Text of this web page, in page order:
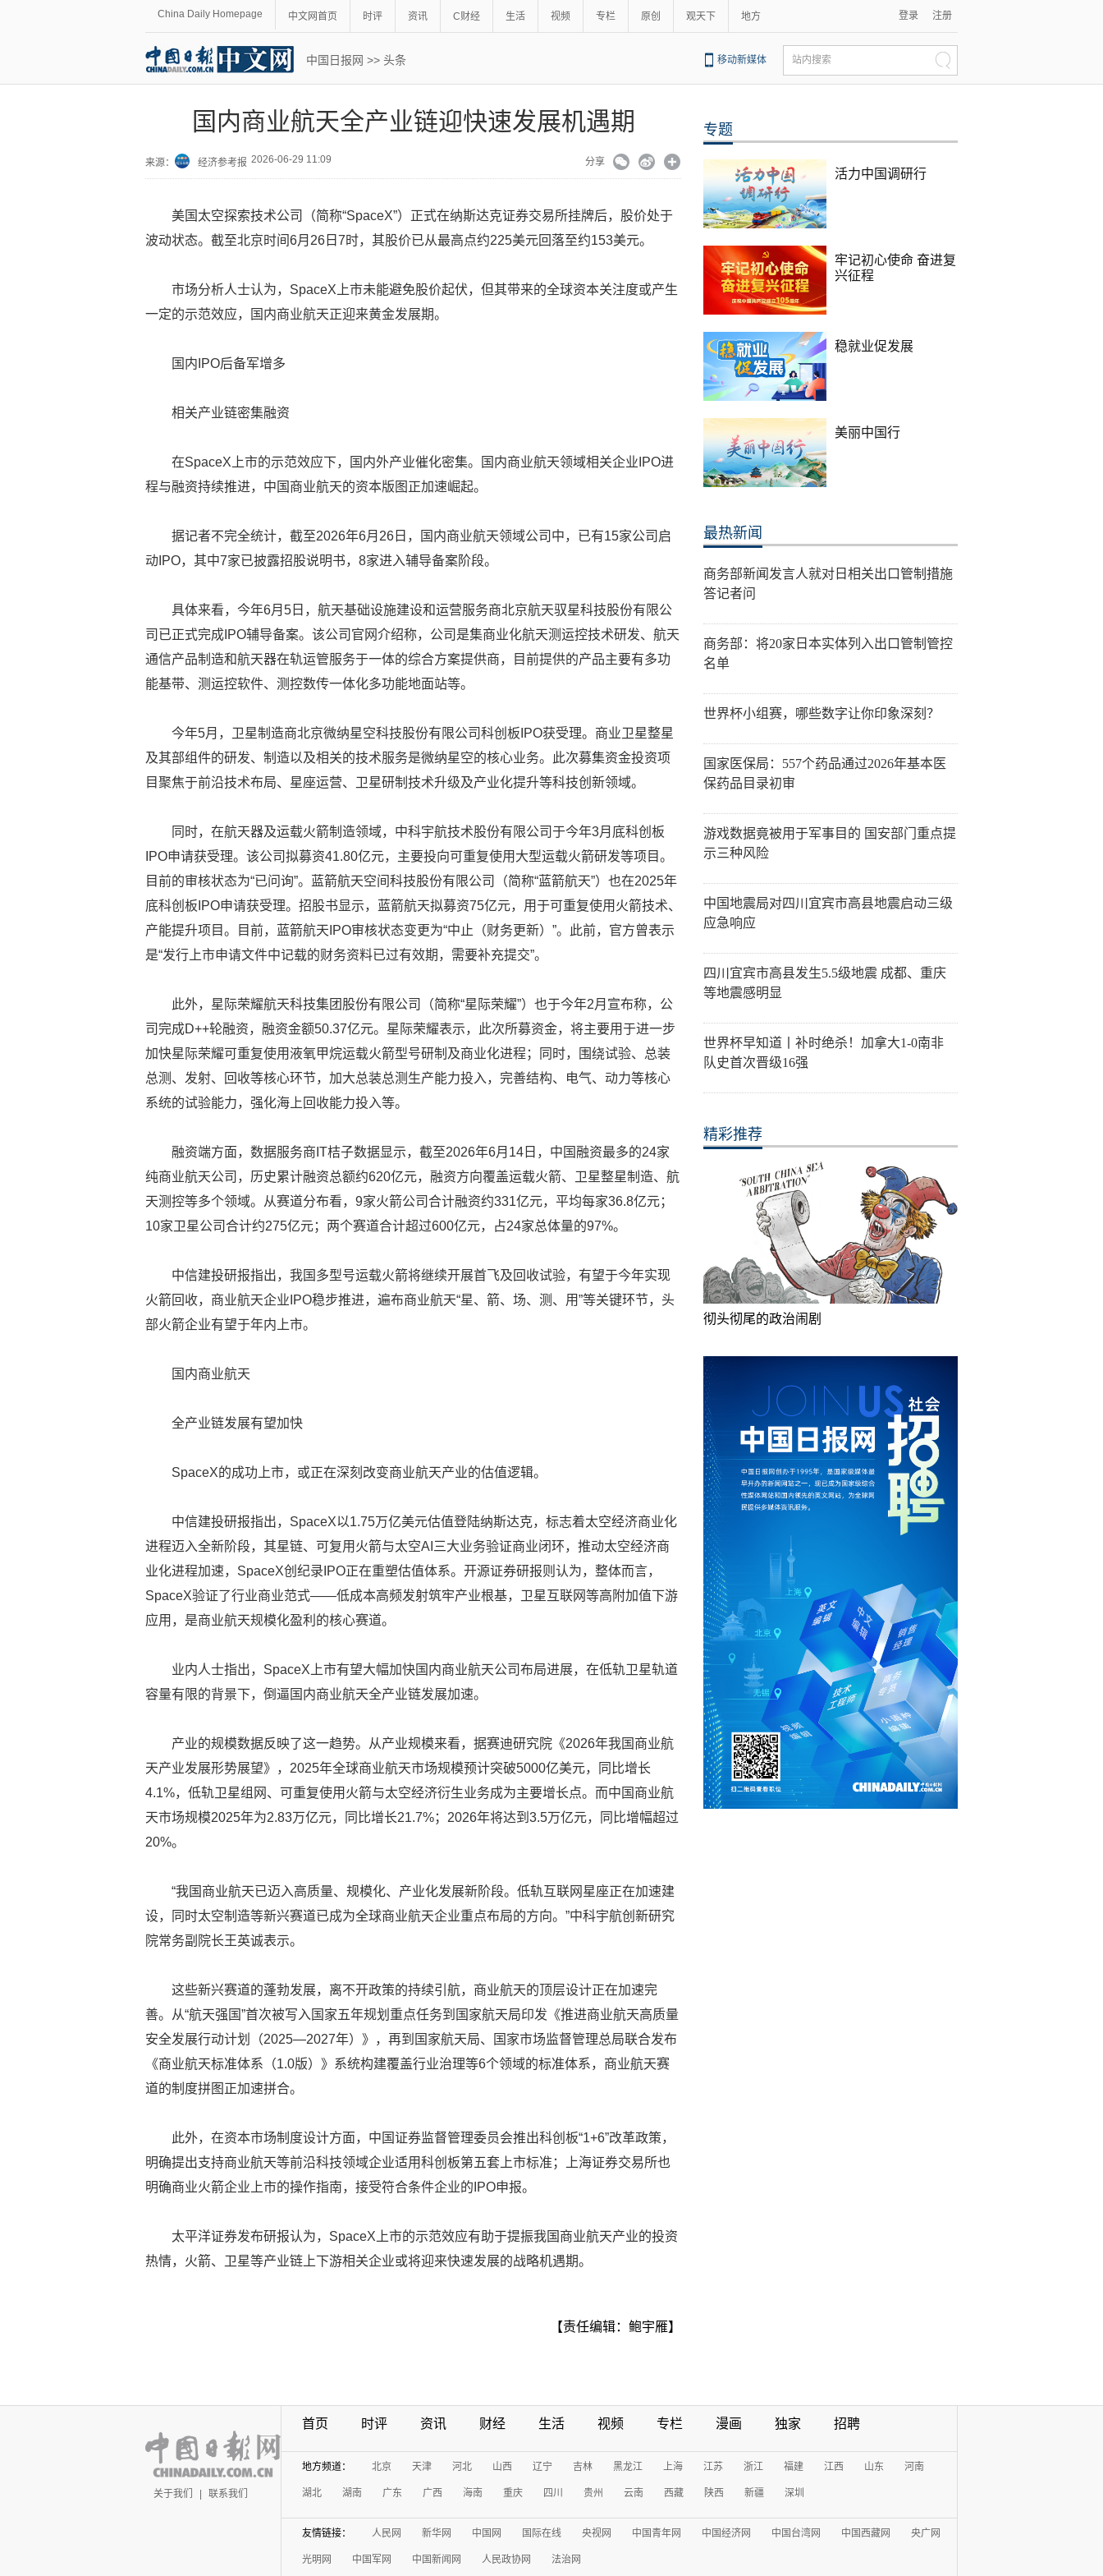
China Daily Homepage 中文网首页 时评 资讯 C财经 生活 视频 专栏 原创 观天下 地方 登录 注册
中国日报网 >> 头条 移动新媒体 站内搜索
国内商业航天全产业链迎快速发展机遇期
来源： 经济参考报 2026-06-29 11:09 分享
美国太空探索技术公司（简称“SpaceX”）正式在纳斯达克证券交易所挂牌后，股价处于
波动状态。截至北京时间6月26日7时，其股价已从最高点约225美元回落至约153美元。
市场分析人士认为，SpaceX上市未能避免股价起伏，但其带来的全球资本关注度或产生
一定的示范效应，国内商业航天正迎来黄金发展期。
国内IPO后备军增多
相关产业链密集融资
在SpaceX上市的示范效应下，国内外产业催化密集。国内商业航天领域相关企业IPO进
程与融资持续推进，中国商业航天的资本版图正加速崛起。
据记者不完全统计，截至2026年6月26日，国内商业航天领域公司中，已有15家公司启
动IPO，其中7家已披露招股说明书，8家进入辅导备案阶段。
具体来看，今年6月5日，航天基础设施建设和运营服务商北京航天驭星科技股份有限公
司已正式完成IPO辅导备案。该公司官网介绍称，公司是集商业化航天测运控技术研发、航天
通信产品制造和航天器在轨运管服务于一体的综合方案提供商，目前提供的产品主要有多功
能基带、测运控软件、测控数传一体化多功能地面站等。
今年5月，卫星制造商北京微纳星空科技股份有限公司科创板IPO获受理。商业卫星整星
及其部组件的研发、制造以及相关的技术服务是微纳星空的核心业务。此次募集资金投资项
目聚焦于前沿技术布局、星座运营、卫星研制技术升级及产业化提升等科技创新领域。
同时，在航天器及运载火箭制造领域，中科宇航技术股份有限公司于今年3月底科创板
IPO申请获受理。该公司拟募资41.80亿元，主要投向可重复使用大型运载火箭研发等项目。
目前的审核状态为“已问询”。蓝箭航天空间科技股份有限公司（简称“蓝箭航天”）也在2025年
底科创板IPO申请获受理。招股书显示，蓝箭航天拟募资75亿元，用于可重复使用火箭技术、
产能提升项目。目前，蓝箭航天IPO审核状态变更为“中止（财务更新）”。此前，官方曾表示
是“发行上市申请文件中记载的财务资料已过有效期，需要补充提交”。
此外，星际荣耀航天科技集团股份有限公司（简称“星际荣耀”）也于今年2月宣布称，公
司完成D++轮融资，融资金额50.37亿元。星际荣耀表示，此次所募资金，将主要用于进一步
加快星际荣耀可重复使用液氧甲烷运载火箭型号研制及商业化进程；同时，围绕试验、总装
总测、发射、回收等核心环节，加大总装总测生产能力投入，完善结构、电气、动力等核心
系统的试验能力，强化海上回收能力投入等。
融资端方面，数据服务商IT桔子数据显示，截至2026年6月14日，中国融资最多的24家
纯商业航天公司，历史累计融资总额约620亿元，融资方向覆盖运载火箭、卫星整星制造、航
天测控等多个领域。从赛道分布看，9家火箭公司合计融资约331亿元，平均每家36.8亿元；
10家卫星公司合计约275亿元；两个赛道合计超过600亿元，占24家总体量的97%。
中信建投研报指出，我国多型号运载火箭将继续开展首飞及回收试验，有望于今年实现
火箭回收，商业航天企业IPO稳步推进，遍布商业航天“星、箭、场、测、用”等关键环节，头
部火箭企业有望于年内上市。
国内商业航天
全产业链发展有望加快
SpaceX的成功上市，或正在深刻改变商业航天产业的估值逻辑。
中信建投研报指出，SpaceX以1.75万亿美元估值登陆纳斯达克，标志着太空经济商业化
进程迈入全新阶段，其星链、可复用火箭与太空AI三大业务验证商业闭环，推动太空经济商
业化进程加速，SpaceX创纪录IPO正在重塑估值体系。开源证券研报则认为，整体而言，
SpaceX验证了行业商业范式——低成本高频发射筑牢产业根基，卫星互联网等高附加值下游
应用，是商业航天规模化盈利的核心赛道。
业内人士指出，SpaceX上市有望大幅加快国内商业航天公司布局进展，在低轨卫星轨道
容量有限的背景下，倒逼国内商业航天全产业链发展加速。
产业的规模数据反映了这一趋势。从产业规模来看，据赛迪研究院《2026年我国商业航
天产业发展形势展望》，2025年全球商业航天市场规模预计突破5000亿美元，同比增长
4.1%，低轨卫星组网、可重复使用火箭与太空经济衍生业务成为主要增长点。而中国商业航
天市场规模2025年为2.83万亿元，同比增长21.7%；2026年将达到3.5万亿元，同比增幅超过
20%。
“我国商业航天已迈入高质量、规模化、产业化发展新阶段。低轨互联网星座正在加速建
设，同时太空制造等新兴赛道已成为全球商业航天企业重点布局的方向。”中科宇航创新研究
院常务副院长王英诚表示。
这些新兴赛道的蓬勃发展，离不开政策的持续引航，商业航天的顶层设计正在加速完
善。从“航天强国”首次被写入国家五年规划重点任务到国家航天局印发《推进商业航天高质量
安全发展行动计划（2025—2027年）》，再到国家航天局、国家市场监督管理总局联合发布
《商业航天标准体系（1.0版）》系统构建覆盖行业治理等6个领域的标准体系，商业航天赛
道的制度拼图正加速拼合。
此外，在资本市场制度设计方面，中国证券监督管理委员会推出科创板“1+6”改革政策，
明确提出支持商业航天等前沿科技领域企业适用科创板第五套上市标准；上海证券交易所也
明确商业火箭企业上市的操作指南，接受符合条件企业的IPO申报。
太平洋证券发布研报认为，SpaceX上市的示范效应有助于提振我国商业航天产业的投资
热情，火箭、卫星等产业链上下游相关企业或将迎来快速发展的战略机遇期。
【责任编辑：鲍宇雁】
专题
活力中国调研行
牢记初心使命 奋进复
兴征程
稳就业促发展
美丽中国行
最热新闻
商务部新闻发言人就对日相关出口管制措施
答记者问
商务部：将20家日本实体列入出口管制管控
名单
世界杯小组赛，哪些数字让你印象深刻？
国家医保局：557个药品通过2026年基本医
保药品目录初审
游戏数据竟被用于军事目的 国安部门重点提
示三种风险
中国地震局对四川宜宾市高县地震启动三级
应急响应
四川宜宾市高县发生5.5级地震 成都、重庆
等地震感明显
世界杯早知道丨补时绝杀！加拿大1-0南非
队史首次晋级16强
精彩推荐
彻头彻尾的政治闹剧
关于我们 | 联系我们
首页 时评 资讯 财经 生活 视频 专栏 漫画 独家 招聘
地方频道： 北京 天津 河北 山西 辽宁 吉林 黑龙江 上海 江苏 浙江 福建 江西 山东 河南
湖北 湖南 广东 广西 海南 重庆 四川 贵州 云南 西藏 陕西 新疆 深圳
友情链接： 人民网 新华网 中国网 国际在线 央视网 中国青年网 中国经济网 中国台湾网 中国西藏网 央广网
光明网 中国军网 中国新闻网 人民政协网 法治网